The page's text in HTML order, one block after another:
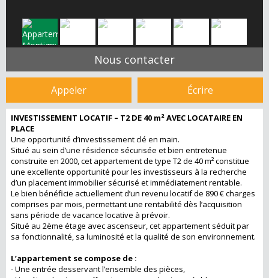
Nous contacter
Appeler Écrire
INVESTISSEMENT LOCATIF – T2 DE 40 m² AVEC LOCATAIRE EN
PLACE
Une opportunité d’investissement clé en main.
Situé au sein d’une résidence sécurisée et bien entretenue
construite en 2000, cet appartement de type T2 de 40 m² constitue
une excellente opportunité pour les investisseurs à la recherche
d’un placement immobilier sécurisé et immédiatement rentable.
Le bien bénéficie actuellement d’un revenu locatif de 890 € charges
comprises par mois, permettant une rentabilité dès l’acquisition
sans période de vacance locative à prévoir.
Situé au 2ème étage avec ascenseur, cet appartement séduit par
sa fonctionnalité, sa luminosité et la qualité de son environnement.
L’appartement se compose de :
- Une entrée desservant l’ensemble des pièces,